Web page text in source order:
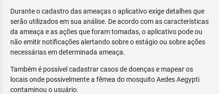
Durante o cadastro das ameaças o aplicativo exige detalhes que
serão utilizados em sua análise. De acordo com as características
da ameaça e as ações que foram tomadas, o aplicativo pode ou
não emitir notificações alertando sobre o estágio ou sobre ações
necessárias em determinada ameaça.
Também é possível cadastrar casos de doenças e mapear os
locais onde possivelmente a fêmea do mosquito Aedes Aegypti
contaminou o usuário.